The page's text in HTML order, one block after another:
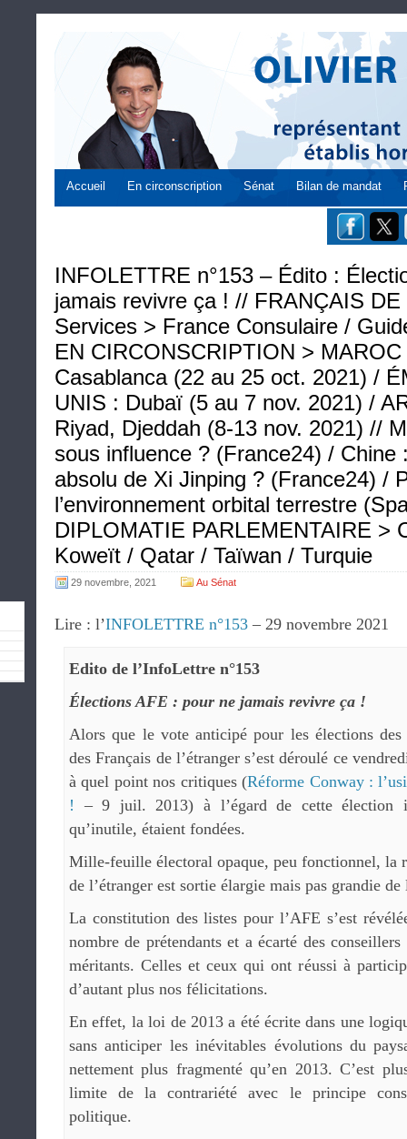
Accueil En circonscription Sénat Bilan de mandat
INFOLETTRE n°153 – Édito :
jamais revivre ça ! // FRANÇAIS DE
Services > France Consulaire /
EN CIRCONSCRIPTION >
Casablanca (22 au 25 oct. 2021) /
UNIS : Dubaï (5 au 7 nov. 2021) /
Riyad, Djeddah (8-13 nov. 2021) //
sous influence ? (France24) / Chine
absolu de Xi Jinping ? (France24) /
l’environnement orbital terrestre
DIPLOMATIE PARLEMENTAIRE >
Koweït / Qatar / Taïwan / Turquie
29 novembre, 2021 Au Sénat
Lire : l’INFOLETTRE n°153 – 29 novembre 2021
Edito de l’InfoLettre n°153
Élections AFE : pour ne jamais revivre ça !
Alors que le vote anticipé pour les élections des
des Français de l’étranger s’est déroulé ce
à quel point nos critiques (Réforme Conway :
! – 9 juil. 2013) à l’égard de cette élection
qu’inutile, étaient fondées.
Mille-feuille électoral opaque, peu fonctionnel, la
de l’étranger est sortie élargie mais pas grandie
La constitution des listes pour l’AFE s’est
nombre de prétendants et a écarté des conseillers
méritants. Celles et ceux qui ont réussi à
d’autant plus nos félicitations.
En effet, la loi de 2013 a été écrite dans une
sans anticiper les inévitables évolutions du
nettement plus fragmenté qu’en 2013. C’est
limite de la contrariété avec le principe
politique.